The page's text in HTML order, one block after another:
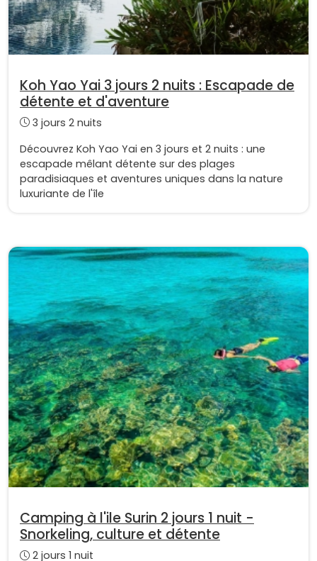
Koh Yao Yai 3 jours 2 nuits : Escapade de
détente et d'aventure
3 jours 2 nuits
Découvrez Koh Yao Yai en 3 jours et 2 nuits : une
escapade mêlant détente sur des plages
paradisiaques et aventures uniques dans la nature
luxuriante de l'île
Camping à l'ile Surin 2 jours 1 nuit -
Snorkeling, culture et détente
2 jours 1 nuit